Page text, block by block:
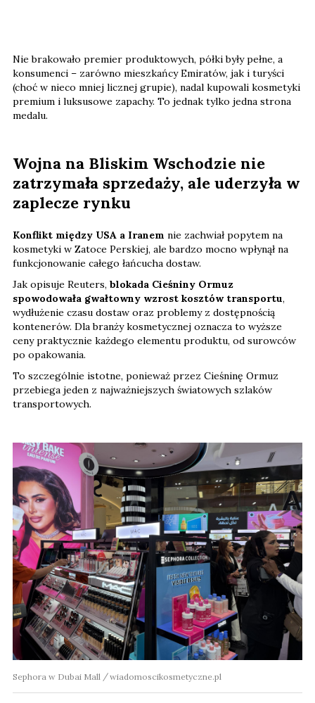
Nie brakowało premier produktowych, półki były pełne, a
konsumenci – zarówno mieszkańcy Emiratów, jak i turyści
(choć w nieco mniej licznej grupie), nadal kupowali kosmetyki
premium i luksusowe zapachy. To jednak tylko jedna strona
medalu.
Wojna na Bliskim Wschodzie nie
zatrzymała sprzedaży, ale uderzyła w
zaplecze rynku
Konflikt między USA a Iranem nie zachwiał popytem na
kosmetyki w Zatoce Perskiej, ale bardzo mocno wpłynął na
funkcjonowanie całego łańcucha dostaw.
Jak opisuje Reuters, blokada Cieśniny Ormuz
spowodowała gwałtowny wzrost kosztów transportu,
wydłużenie czasu dostaw oraz problemy z dostępnością
kontenerów. Dla branży kosmetycznej oznacza to wyższe
ceny praktycznie każdego elementu produktu, od surowców
po opakowania.
To szczególnie istotne, ponieważ przez Cieśninę Ormuz
przebiega jeden z najważniejszych światowych szlaków
transportowych.
Sephora w Dubai Mall wiadomoscikosmetyczne.pl